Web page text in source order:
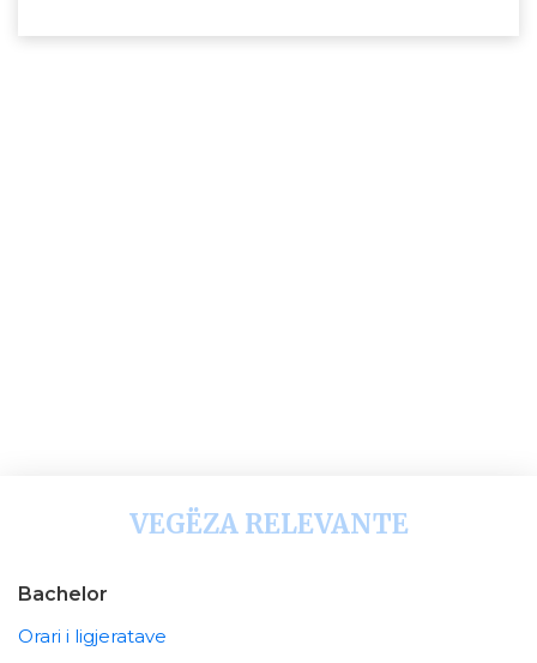
VEGËZA RELEVANTE
Bachelor
Orari i ligjeratave